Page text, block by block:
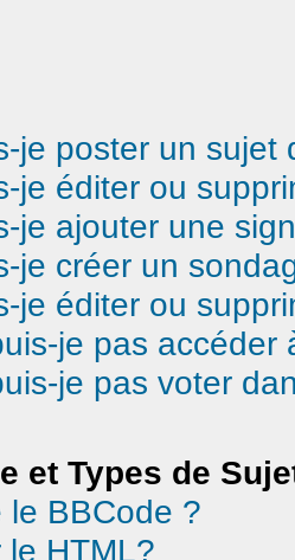
je poster un sujet
je éditer ou
je ajouter une
je créer un
je éditer ou
je pas accéder
je pas voter
et Types de
le BBCode ?
le HTML?